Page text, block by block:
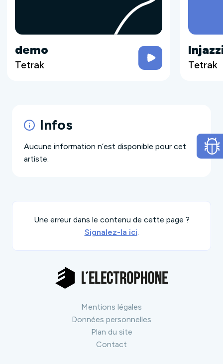
demo
Tetrak Tetrak
Infos
Aucune information n’est disponible pour cet
artiste.
Une erreur dans le contenu de cette page ?
Signalez-la ici.
Mentions légales
Données personnelles
Plan du site
Contact